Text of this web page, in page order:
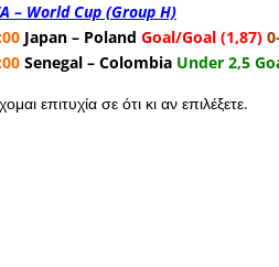
– World Cup (Group H)
Japan – Poland Goal/Goal (1,87)
Senegal – ColombiaUnder 2,5
επιτυχία σε ότι κι αν επιλέξετε.